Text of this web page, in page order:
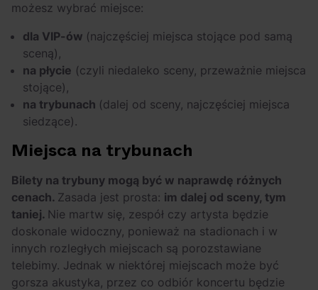
możesz wybrać miejsce:
dla VIP-ów (najczęściej miejsca stojące pod samą
sceną),
na płycie (czyli niedaleko sceny, przeważnie miejsca
stojące),
na trybunach (dalej od sceny, najczęściej miejsca
siedzące).
Miejsca na trybunach
Bilety na trybuny mogą być w naprawdę różnych
cenach. Zasada jest prosta: im dalej od sceny, tym
taniej. Nie martw się, zespół czy artysta będzie
doskonale widoczny, ponieważ na stadionach i w
innych rozległych miejscach są porozstawiane
telebimy. Jednak w niektórej miejscach może być
gorsza akustyka, przez co odbiór koncertu będzie